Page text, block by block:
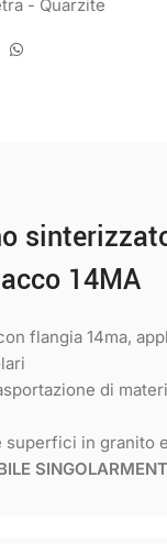
- Quarzite
14MA
flangia 14ma,
di
superfici in granito